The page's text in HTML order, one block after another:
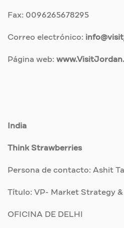
Fax: 0096265678295
Correo electrónico:
Página web:
India
Think Strawberries
Persona de contacto: Ashit
Título: VP- Market Strategy
OFICINA DE DELHI